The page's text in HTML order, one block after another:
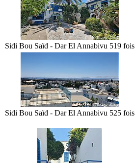
Sidi Bou Saïd - Dar El Annabivu 519 fois
Sidi Bou Saïd - Dar El Annabivu 525 fois